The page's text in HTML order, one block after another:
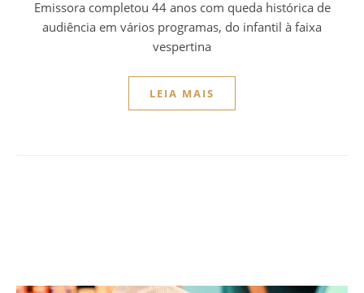
Emissora completou 44 anos com queda histórica de
audiência em vários programas, do infantil à faixa
vespertina
LEIA MAIS